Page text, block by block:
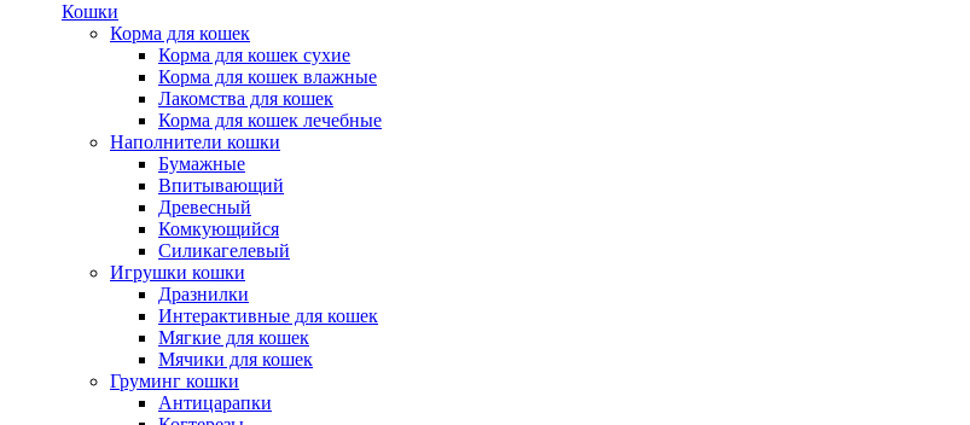
Кошки
Корма для кошек
Корма для кошек сухие
Корма для кошек влажные
Лакомства для кошек
Корма для кошек лечебные
Наполнители кошки
Бумажные
Впитывающий
Древесный
Комкующийся
Силикагелевый
Игрушки кошки
Дразнилки
Интерактивные для кошек
Мягкие для кошек
Мячики для кошек
Груминг кошки
Антицарапки